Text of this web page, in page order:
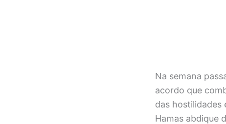
Na semana
acordo que
das hostilidades
Hamas abdique